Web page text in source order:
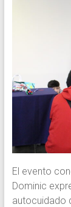
El evento
Dominic
autocuidado